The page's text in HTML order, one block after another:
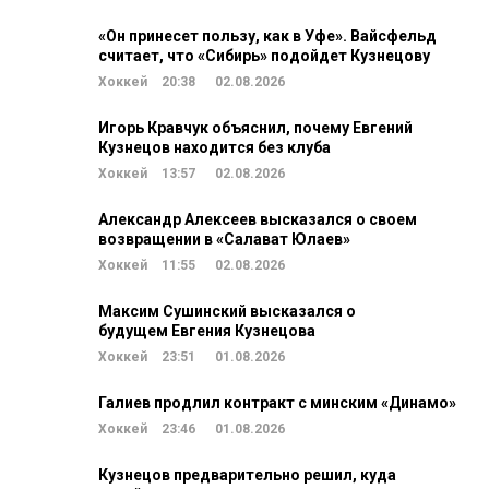
«Он принесет пользу, как в Уфе». Вайсфельд
считает, что «Сибирь» подойдет Кузнецову
Хоккей 20:38 02.08.2026
Игорь Кравчук объяснил, почему Евгений
Кузнецов находится без клуба
Хоккей 13:57 02.08.2026
Александр Алексеев высказался о своем
возвращении в «Салават Юлаев»
Хоккей 11:55 02.08.2026
Максим Сушинский высказался о
будущем Евгения Кузнецова
Хоккей 23:51 01.08.2026
Галиев продлил контракт с минским «Динамо»
Хоккей 23:46 01.08.2026
Кузнецов предварительно решил, куда